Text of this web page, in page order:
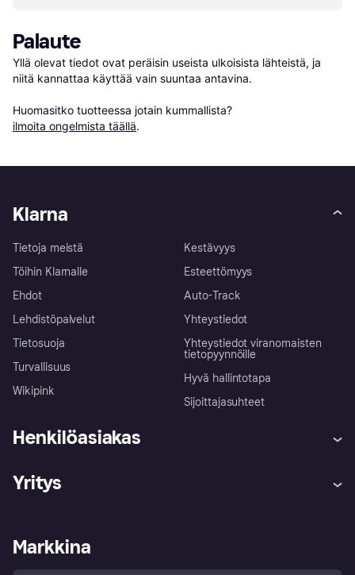
Palaute
Yllä olevat tiedot ovat peräisin useista ulkoisista lähteistä, ja
niitä kannattaa käyttää vain suuntaa antavina.
Huomasitko tuotteessa jotain kummallista?
ilmoita ongelmista täällä.
Klarna
Tietoja meistä
Töihin Klarnalle
Ehdot
Lehdistöpalvelut
Tietosuoja
Turvallisuus
Wikipink
Kestävyys
Esteettömyys
Auto-Track
Yhteystiedot
Yhteystiedot viranomaisten
tietopyynnöille
Hyvä hallintotapa
Sijoittajasuhteet
Henkilöasiakas
Ohje
Kirjaudu sisään
Tutustu kauppoihin
Ostajan turva
Yritys
Kirjaudu sisään yrityksenä
Markkina